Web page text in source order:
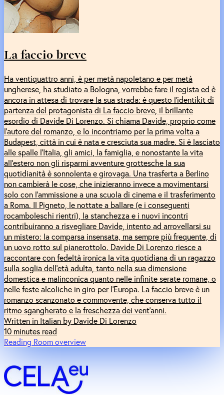
La faccio breve
Ha ventiquattro anni, è per metà napoletano e per metà
ungherese, ha studiato a Bologna, vorrebbe fare il regista ed è
ancora in attesa di trovare la sua strada: è questo l’identikit di
partenza del protagonista di La faccio breve, il brillante
esordio di Davide Di Lorenzo. Si chiama Davide, proprio come
l’autore del romanzo, e lo incontriamo per la prima volta a
Budapest, città in cui è nata e cresciuta sua madre. Si è lasciato
alle spalle l’Italia, gli amici, la famiglia, e nonostante la vita
all’estero non gli risparmi avventure grottesche la sua
quotidianità è sonnolenta e girovaga. Una trasferta a Berlino
non cambierà le cose, che inizieranno invece a movimentarsi
solo con l’ammissione a una scuola di cinema e il trasferimento
a Roma. Il Pigneto, le nottate a ballare (e i conseguenti
rocamboleschi rientri), la stanchezza e i nuovi incontri
contribuiranno a risvegliare Davide, intento ad arrovellarsi su
un mistero: la comparsa insensata, ma sempre più frequente, di
un uovo rotto sul pianerottolo. Davide Di Lorenzo riesce a
raccontare con fedeltà ironica la vita quotidiana di un ragazzo
sulla soglia dell’età adulta, tanto nella sua dimensione
domestica e malinconica quanto nelle infinite serate romane, o
nelle feste alcoliche in giro per l’Europa. La faccio breve è un
romanzo scanzonato e commovente, che conserva tutto il
ritmo sgangherato e la freschezza dei vent’anni.
Written in Italian by Davide Di Lorenzo
10 minutes read
Reading Room overview